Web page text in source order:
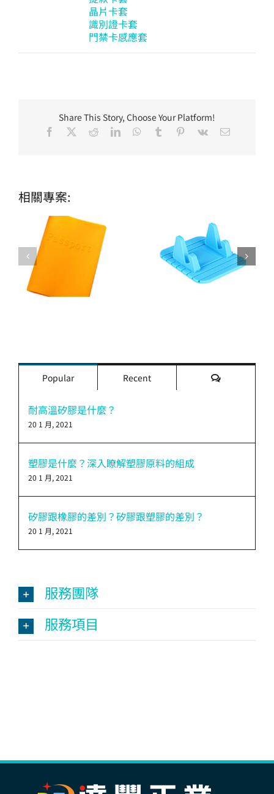
晶片卡套
識別證卡套
門禁卡感應套
Share This Story, Choose Your Platform!
Facebook RedditLinkedInWhatsApp
Tumblr Pinterest
Vk Email:
相關專案:
Popular Recent
評
耐高溫矽膠是什麼？
20 1 月, 2021
塑膠是什麼？深入瞭解塑膠原料的組成
20 1 月, 2021
矽膠跟橡膠的差別？矽膠跟塑膠的差別？
20 1 月, 2021
服務團隊
服務項目